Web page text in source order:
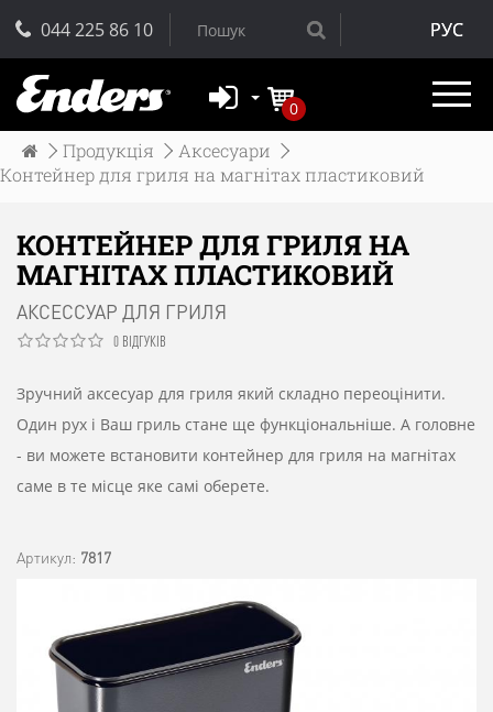
044 225 86 10 РУС
0
Продукція
Аксесуари
Контейнер для гриля на магнітах пластиковий
КОНТЕЙНЕР ДЛЯ ГРИЛЯ НА
МАГНІТАХ ПЛАСТИКОВИЙ
АКСЕССУАР ДЛЯ ГРИЛЯ
0 ВІДГУКІВ
Зручний аксесуар для гриля який складно переоцінити.
Один рух і Ваш гриль стане ще функціональніше. А головне
- ви можете встановити контейнер для гриля на магнітах
саме в те місце яке самі оберете.
Артикул: 7817